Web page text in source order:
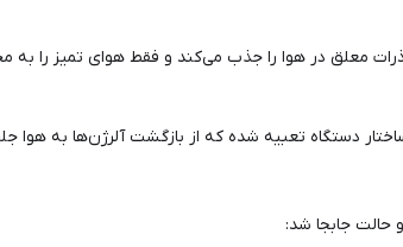
آلرژن‌ها و ذرات معلق در هوا را جذب می‌کند و فقط هوای تمیز
دستگاه تعبیه شده که از بازگشت آلرژن‌ها به هوا
حالت جابجا شد: